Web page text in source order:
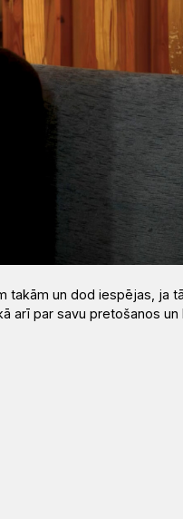
un dod iespējas, ja
arī par savu pretošanos un